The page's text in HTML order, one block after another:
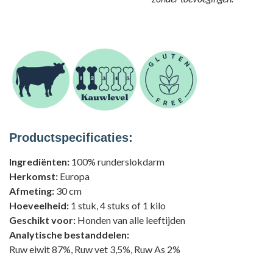
Productspecificaties:
Ingrediënten: 100% runderslokdarm
Herkomst: Europa
Afmeting: 30 cm
Hoeveelheid: 1 stuk, 4 stuks of 1 kilo
Geschikt voor: Honden van alle leeftijden
Analytische bestanddelen:
Ruw eiwit 87%, Ruw vet 3,5%, Ruw As 2%